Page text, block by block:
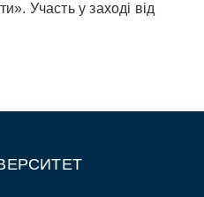
Участь у заході від